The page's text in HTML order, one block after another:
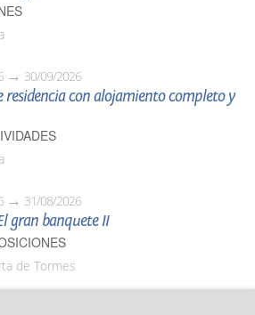
30/09/2026
residencia con alojamiento completo y
31/08/2026
gran banquete II
de Tormes